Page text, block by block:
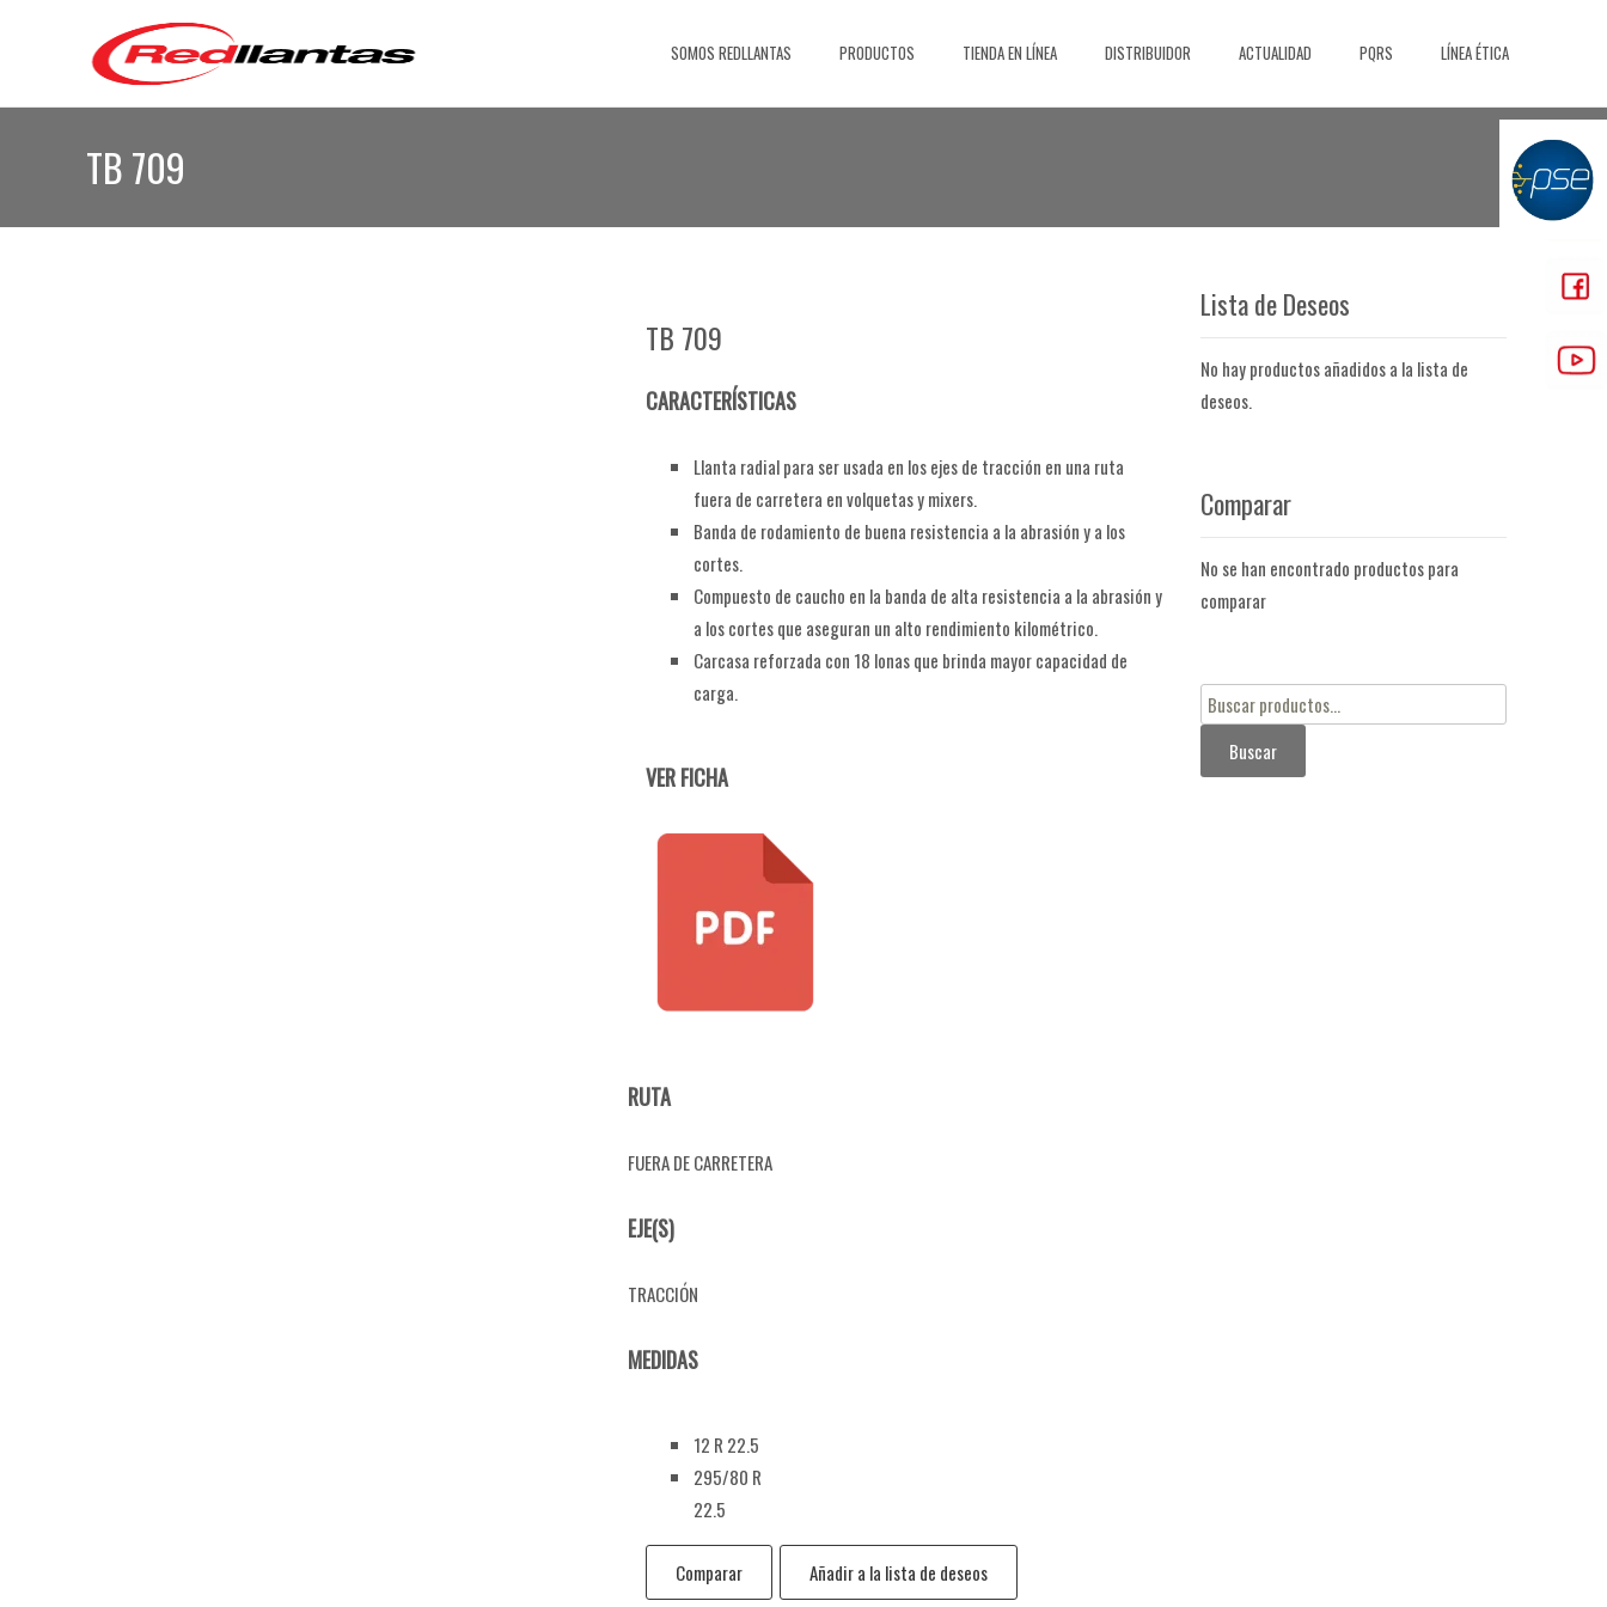
SOMOS REDLLANTAS PRODUCTOS TIENDA EN LÍNEA DISTRIBUIDOR ACTUALIDAD PQRS LÍNEA ÉTICA
TB 709
TB 709
CARACTERÍSTICAS
Llanta radial para ser usada en los ejes de tracción en una ruta
fuera de carretera en volquetas y mixers.
Banda de rodamiento de buena resistencia a la abrasión y a los
cortes.
Compuesto de caucho en la banda de alta resistencia a la abrasión y
a los cortes que aseguran un alto rendimiento kilométrico.
Carcasa reforzada con 18 lonas que brinda mayor capacidad de
carga.
VER FICHA
RUTA
FUERA DE CARRETERA
EJE(S)
TRACCIÓN
MEDIDAS
12 R 22.5
295/80 R
22.5
Comparar
Añadir a la lista de deseos
Lista de Deseos
No hay productos añadidos a la lista de
deseos.
Comparar
No se han encontrado productos para
comparar
Buscar
por:
Buscar